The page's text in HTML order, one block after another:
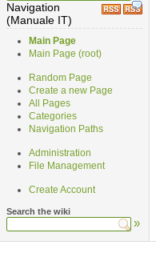
Navigation
(Manuale IT)
Main Page
Main Page (root)
Random Page
Create a new Page
All Pages
Categories
Navigation Paths
Administration
File Management
Create Account
Search the wiki
»